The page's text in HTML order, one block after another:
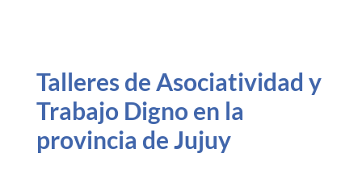
Talleres de Asociatividad y
Trabajo Digno en la
provincia de Jujuy